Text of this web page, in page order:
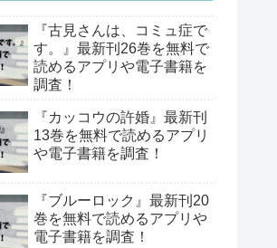
『古見さんは、コミュ症で
す。』最新刊26巻を無料で
読めるアプリや電子書籍を
調査！
『カッコウの許婚』最新刊
13巻を無料で読めるアプリ
や電子書籍を調査！
『ブルーロック』最新刊20
巻を無料で読めるアプリや
電子書籍を調査！